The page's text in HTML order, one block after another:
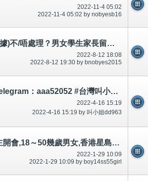
2022-11-4 05:02
2022-11-4 05:02 by nobyesb16
犯罪犯法，證據(証據)不/唔處理？男女學生家長留意？知情權？市民不可犯法/唔可以犯法！短片相片
2022-8-12 18:08
2022-8-12 19:30 by bnobyes2015
+LINE：dd963 +Telegram：aaa52052 #台灣叫小姐 #台中叫小姐 #台北叫小姐 #高雄叫小姐 #新竹叫小姐 #台南叫小姐 #彰化叫小
2022-4-16 15:19
2022-4-16 15:19 by 叫小姐dd963
緊急,學生,家長,業主開會,18～50幾歲男女,香港星島日報,明報,大公報,頭條日報承認什麼?討論區有提及～相片公開
2022-1-29 10:09
2022-1-29 10:09 by boy14ss55girl